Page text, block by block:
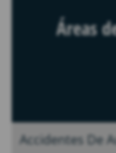
Áreas
Accidentes De